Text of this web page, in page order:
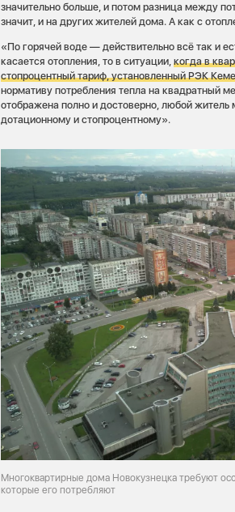
значительно больше, и потом разница между
значит, и на других жителей дома. А как с
«По горячей воде — действительно всё так и
касается отопления, то в ситуации,когда в
стопроцентный тариф, установленный РЭК
нормативу потребления тепла на квадратный
отображена полно и достоверно, любой
дотационному и стопроцентному».
Многоквартирные дома Новокузнецка требуют
которые его потребляют